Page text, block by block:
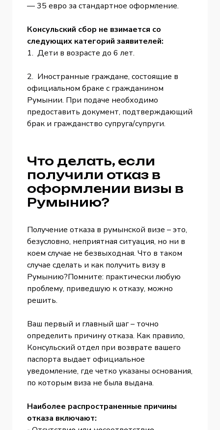
— 35 евро за стандартное оформление.
Консульский сбор не взимается со
следующих категорий заявителей:
1. Дети в возрасте до 6 лет.
2. Иностранные граждане, состоящие в
официальном браке с гражданином
Румынии. При подаче необходимо
предоставить документ, подтверждающий
брак и гражданство супруга/супруги.
Что делать, если
получили отказ в
оформлении визы в
Румынию?
Получение отказа в румынской визе – это,
безусловно, неприятная ситуация, но ни в
коем случае не безвыходная. Что в таком
случае сделать и как получить визу в
Румынию?Помните: практически любую
проблему, приведшую к отказу, можно
решить.
Ваш первый и главный шаг – точно
определить причину отказа. Как правило,
Консульский отдел при возврате вашего
паспорта выдает официальное
уведомление, где четко указаны основания,
по которым виза не была выдана.
Наиболее распространенные причины
отказа включают: